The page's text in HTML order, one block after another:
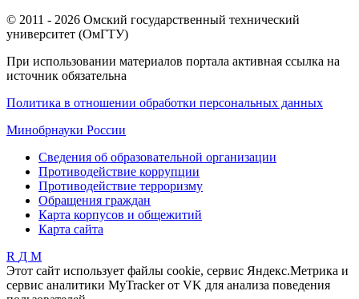
© 2011 - 2026 Омский государственный технический
университет (ОмГТУ)
При использовании материалов портала активная ссылка на
источник обязательна
Политика в отношении обработки персональных данных
Минобрнауки России
Сведения об образовательной организации
Противодействие коррупции
Противодействие терроризму
Обращения граждан
Карта корпусов и общежитий
Карта сайта
R Д М
Этот сайт использует файлы cookie, сервис Яндекс.Метрика и
сервис аналитики MyTracker от VK для анализа поведения